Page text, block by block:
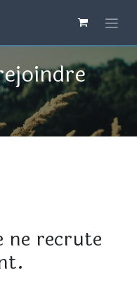
ne recrute